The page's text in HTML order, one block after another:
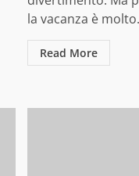
la vacanza è
Read More